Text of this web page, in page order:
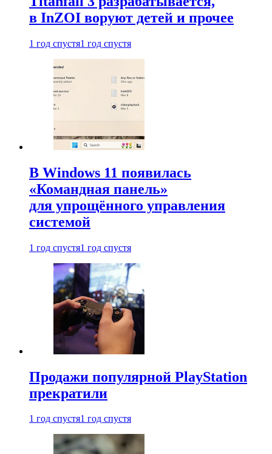
в InZOI воруют детей и прочее
1 год спустя1 год спустя
В Windows 11 появилась
«Командная панель»
для упрощённого управления
системой
1 год спустя1 год спустя
Продажи популярной PlayStation
прекратили
1 год спустя1 год спустя